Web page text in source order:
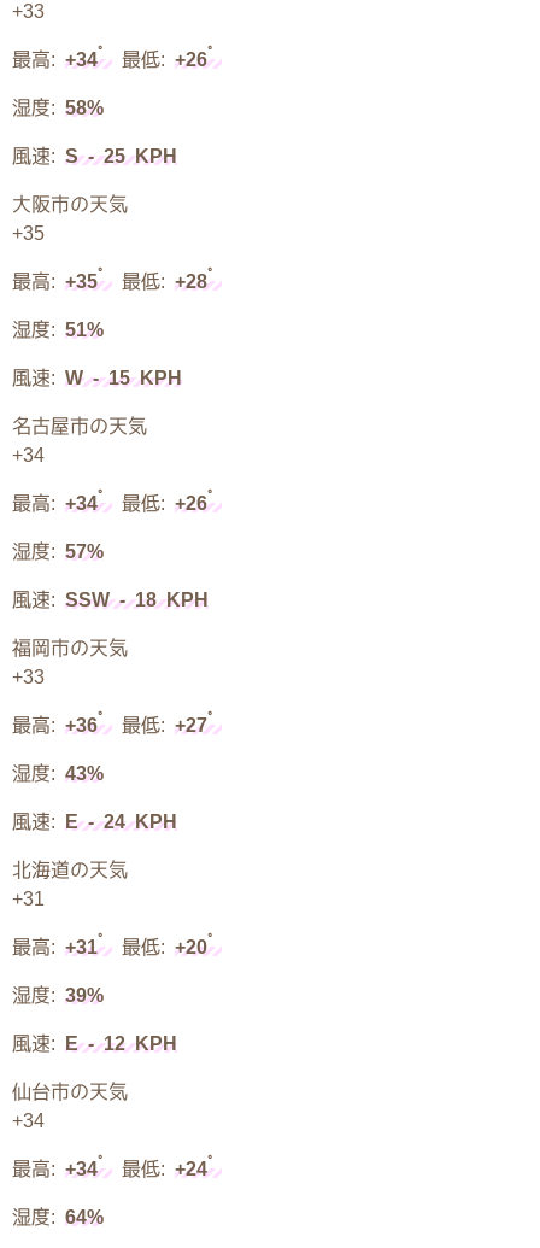
+33
最高: +34° 最低: +26°
湿度: 58%
風速: S - 25 KPH
大阪市の天気
+35
最高: +35° 最低: +28°
湿度: 51%
風速: W - 15 KPH
名古屋市の天気
+34
最高: +34° 最低: +26°
湿度: 57%
風速: SSW - 18 KPH
福岡市の天気
+33
最高: +36° 最低: +27°
湿度: 43%
風速: E - 24 KPH
北海道の天気
+31
最高: +31° 最低: +20°
湿度: 39%
風速: E - 12 KPH
仙台市の天気
+34
最高: +34° 最低: +24°
湿度: 64%